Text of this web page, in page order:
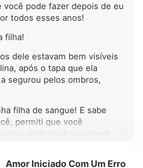
Osvaldo; Terceira parte (começa no
130 e vai até o 164): Santiago.
segunda geração. Segunda Geração
em duas partes. A primeira vai do 166
ao 271; a segunda do 272 ao 382).
Sigam-me no insta e vamos interagir!
você pode fazer depois de eu
todos esses anos!
filha!
dele estavam bem visíveis
após o tapa que ela
segurou pelos ombros,
filha de sangue! E sabe
permiti que você
boa vida! Você nos deve!
- ela choramingou.
Amor Iniciado Com Um Erro